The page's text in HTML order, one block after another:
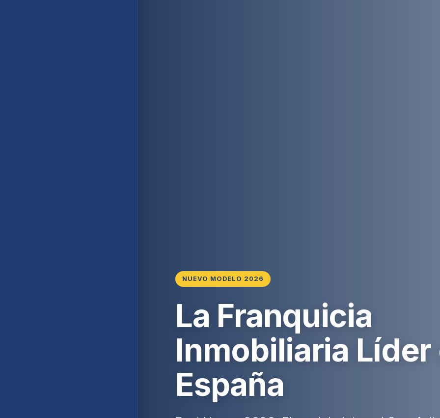
NUEVO MODELO 2026
La Franquicia
Inmobiliaria Líder
España